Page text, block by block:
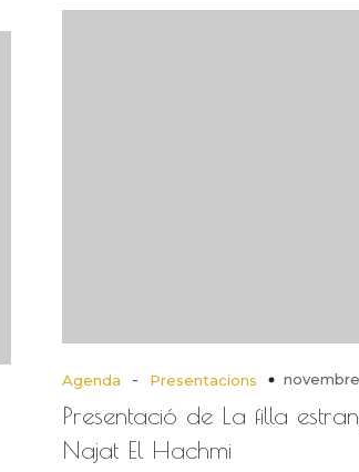
Agenda - Presentacions
Presentació de La filla
Najat El Hachmi